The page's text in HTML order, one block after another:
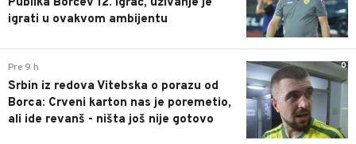
igrati u ovakvom ambijentu
0
Pre 9 h
Srbin iz redova Vitebska o porazu od
Borca: Crveni karton nas je poremetio,
ali ide revanš - ništa još nije gotovo